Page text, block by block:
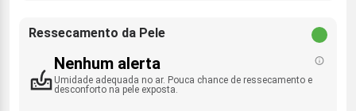
Ressecamento da Pele
Nenhum alerta
Umidade adequada no ar. Pouca chance de ressecamento e
desconforto na pele exposta.